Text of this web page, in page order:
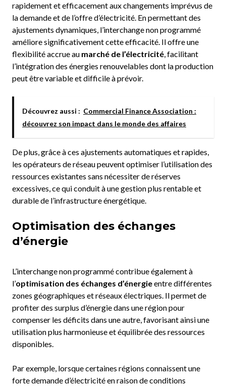
rapidement et efficacement aux changements imprévus de
la demande et de l’offre d’électricité. En permettant des
ajustements dynamiques, l’interchange non programmé
améliore significativement cette efficacité. Il offre une
flexibilité accrue au marché de l’électricité, facilitant
l’intégration des énergies renouvelables dont la production
peut être variable et difficile à prévoir.
Découvrez aussi : Commercial Finance Association :
découvrez son impact dans le monde des affaires
De plus, grâce à ces ajustements automatiques et rapides,
les opérateurs de réseau peuvent optimiser l’utilisation des
ressources existantes sans nécessiter de réserves
excessives, ce qui conduit à une gestion plus rentable et
durable de l’infrastructure énergétique.
Optimisation des échanges
d’énergie
L’interchange non programmé contribue également à
l’optimisation des échanges d’énergieentre différentes
zones géographiques et réseaux électriques. Il permet de
profiter des surplus d’énergie dans une région pour
compenser les déficits dans une autre, favorisant ainsi une
utilisation plus harmonieuse et équilibrée des ressources
disponibles.
Par exemple, lorsque certaines régions connaissent une
forte demande d’électricité en raison de conditions